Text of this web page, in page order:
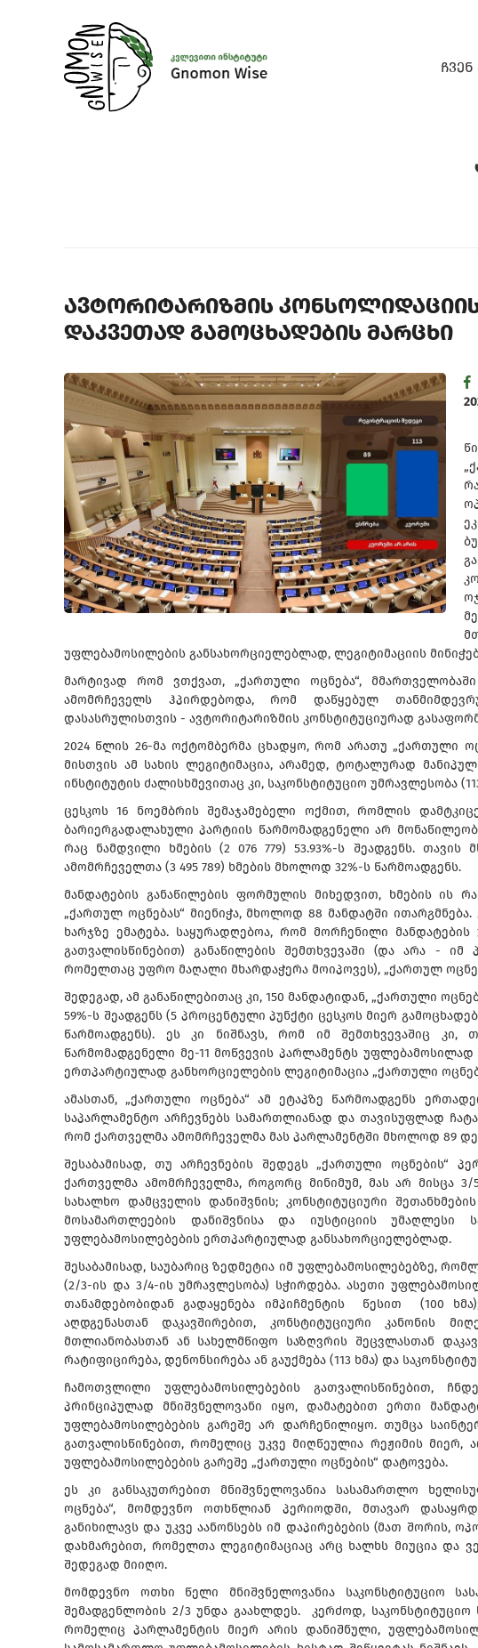
ჩვენ
ავტორიტარიზმის
დაკვეთად გამოცხადების მარცხი
უფლებამოსილების განსახორციელებლად, ლეგიტიმაციის
მარტივად რომ ვთქვათ, „ქართული ოცნება“,
ამომრჩეველს ჰპირდებოდა, რომ დაწყებულ
დასასრულისთვის - ავტორიტარიზმის კონსტიტუციურად
2024 წლის 26-მა ოქტომბერმა ცხადყო, რომ არათუ „ქართული
მისთვის ამ სახის ლეგიტიმაცია, არამედ, ტოტალურად
ინსტიტუტის ძალისხმევითაც კი, საკონსტიტუციო უმრავლესობა
ცესკოს 16 ნოემბრის შემაჯამებელი ოქმით, რომლის
ბარიერგადალახული პარტიის წარმომადგენელი არ
რაც ნამდვილი ხმების (2 076 779) 53.93%-ს შეადგენს.
ამომრჩეველთა (3 495 789) ხმების მხოლოდ 32%-ს წარმოადგენს.
მანდატების განაწილების ფორმულის მიხედვით, ხმების ის
„ქართულ ოცნებას“ მიენიჭა, მხოლოდ 88 მანდატში
ხარჯზე ემატება. საყურადღებოა, რომ მორჩენილი
გათვალისწინებით) განაწილების შემთხვევაში (და არა - იმ
რომელთაც უფრო მაღალი მხარდაჭერა მოიპოვეს), „ქართულ
შედეგად, ამ განაწილებითაც კი, 150 მანდატიდან, „ქართული
59%-ს შეადგენს (5 პროცენტული პუნქტი ცესკოს მიერ
წარმოადგენს). ეს კი ნიშნავს, რომ იმ შემთხვევაშიც კი,
წარმომადგენელი მე-11 მოწვევის პარლამენტს
ერთპარტიულად განხორციელების ლეგიტიმაცია „ქართული
ამასთან, „ქართული ოცნება“ ამ ეტაპზე წარმოადგენს
საპარლამენტო არჩევნებს სამართლიანად და თავისუფლად
რომ ქართველმა ამომრჩეველმა მას პარლამენტში მხოლოდ 89
შესაბამისად, თუ არჩევნების შედეგს „ქართული ოცნების“
ქართველმა ამომრჩეველმა, როგორც მინიმუმ, მას არ მისცა
სახალხო დამცველის დანიშვნის; კონსტიტუციური
მოსამართლეების დანიშვნისა და იუსტიციის უმაღლესი
უფლებამოსილებების ერთპარტიულად განსახორციელებლად.
შესაბამისად, საუბარიც ზედმეტია იმ უფლებამოსილებებზე,
(2/3-ის და 3/4-ის უმრავლესობა) სჭირდება. ასეთი
თანამდებობიდან გადაყენება იმპიჩმენტის წესით (100
აღდგენასთან დაკავშირებით, კონსტიტუციური კანონის
მთლიანობასთან ან სახელმწიფო საზღვრის შეცვლასთან
რატიფიცირება, დენონსირება ან გაუქმება (113 ხმა) და
ჩამოთვლილი უფლებამოსილებების გათვალისწინებით,
პრინციპულად მნიშვნელოვანი იყო, დამატებით ერთი
უფლებამოსილებების გარეშე არ დარჩენილიყო. თუმცა
გათვალისწინებით, რომელიც უკვე მიღწეულია რეჟიმის მიერ,
უფლებამოსილებების გარეშე „ქართული ოცნების“ დატოვება.
ეს კი განსაკუთრებით მნიშვნელოვანია სასამართლო
ოცნება“, მომდევნო ოთხწლიან პერიოდში, მთავარ
განიხილავს და უკვე აანონსებს იმ დაპირებების (მათ შორის,
დახმარებით, რომელთა ლეგიტიმაციაც არც ხალხს მიუცია და
შედეგად მიიღო.
მომდევნო ოთხი წელი მნიშვნელოვანია საკონსტიტუციო
შემადგენლობის 2/3 უნდა გაახლდეს. კერძოდ, საკონსტიტუციო
რომელიც პარლამენტის მიერ არის დანიშნული,